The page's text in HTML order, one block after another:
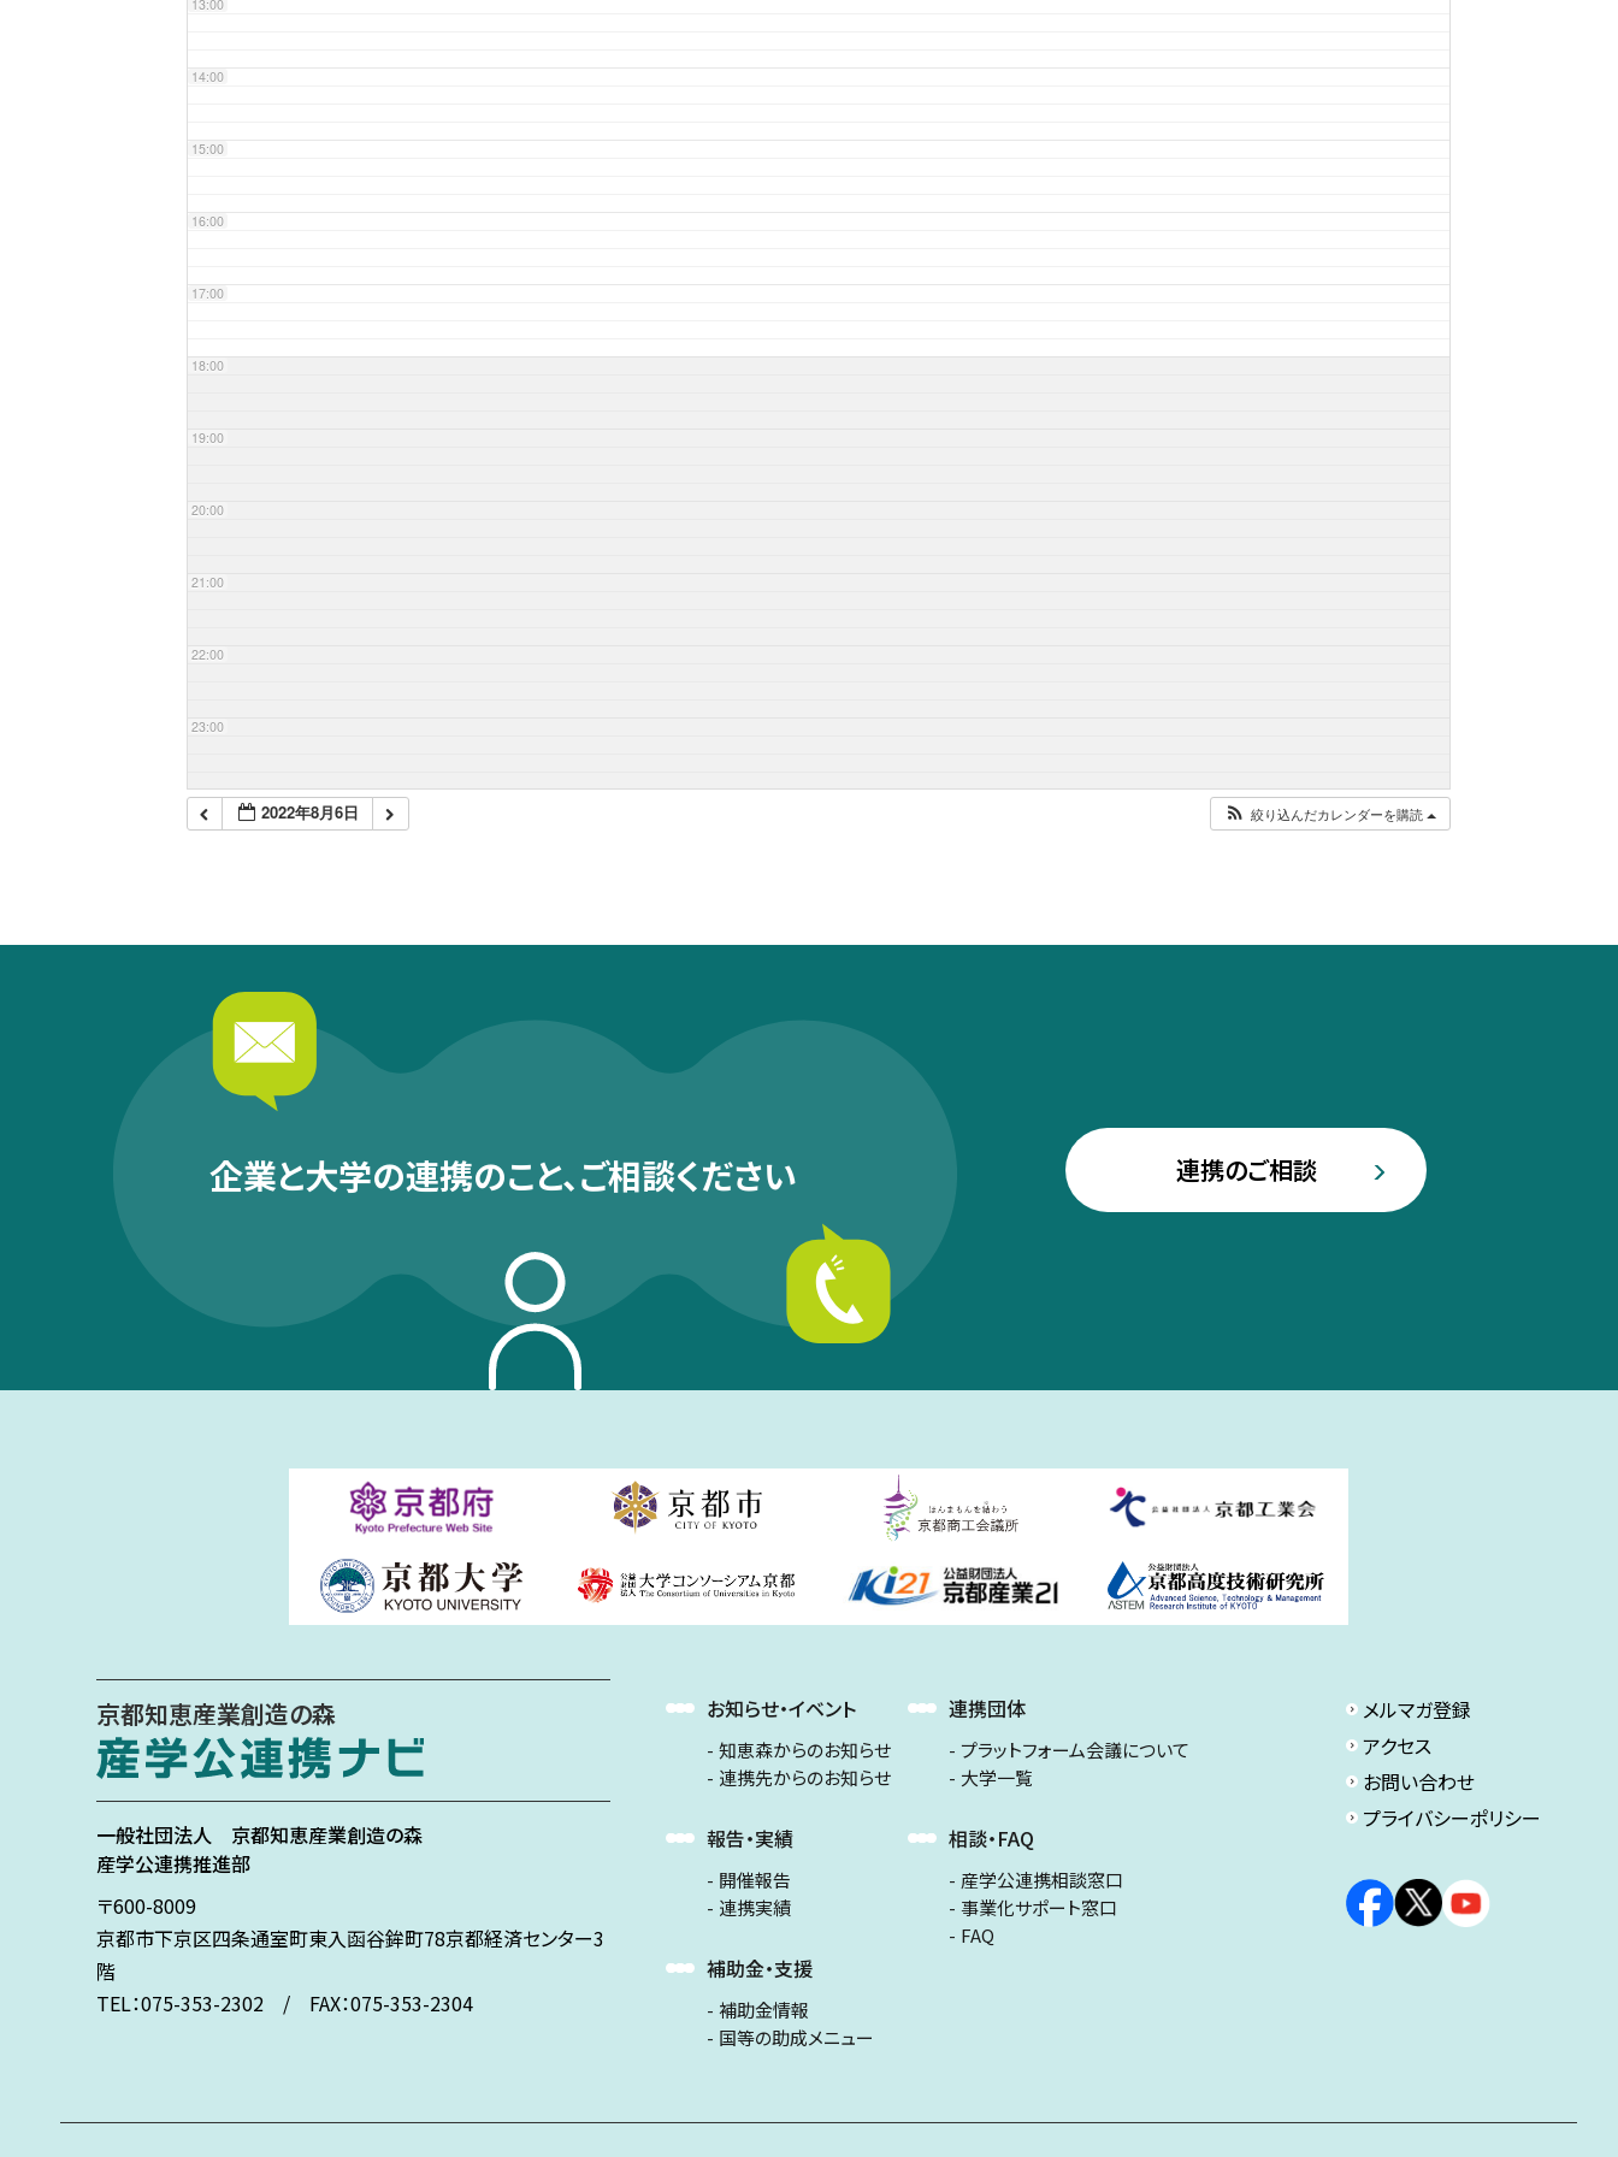
13:00
14:00
15:00
16:00
17:00
18:00
19:00
20:00
21:00
22:00
23:00
2022年8月6日 絞り込んだカレンダーを購読
企業と大学の連携のこと、ご相談ください 連携のご相談
京都知恵産業創造の森
一般社団法人 京都知恵産業創造の森
産学公連携推進部
〒600-8009
京都市下京区四条通室町東入函谷鉾町78京都経済センター3
階
TEL：075-353-2302 / FAX：075-353-2304
お知らせ・イベント
知恵森からのお知らせ
連携先からのお知らせ
報告・実績
開催報告
連携実績
補助金・支援
補助金情報
国等の助成メニュー
連携団体
プラットフォーム会議について
大学一覧
相談・FAQ
産学公連携相談窓口
事業化サポート窓口
FAQ
メルマガ登録
アクセス
お問い合わせ
プライバシーポリシー